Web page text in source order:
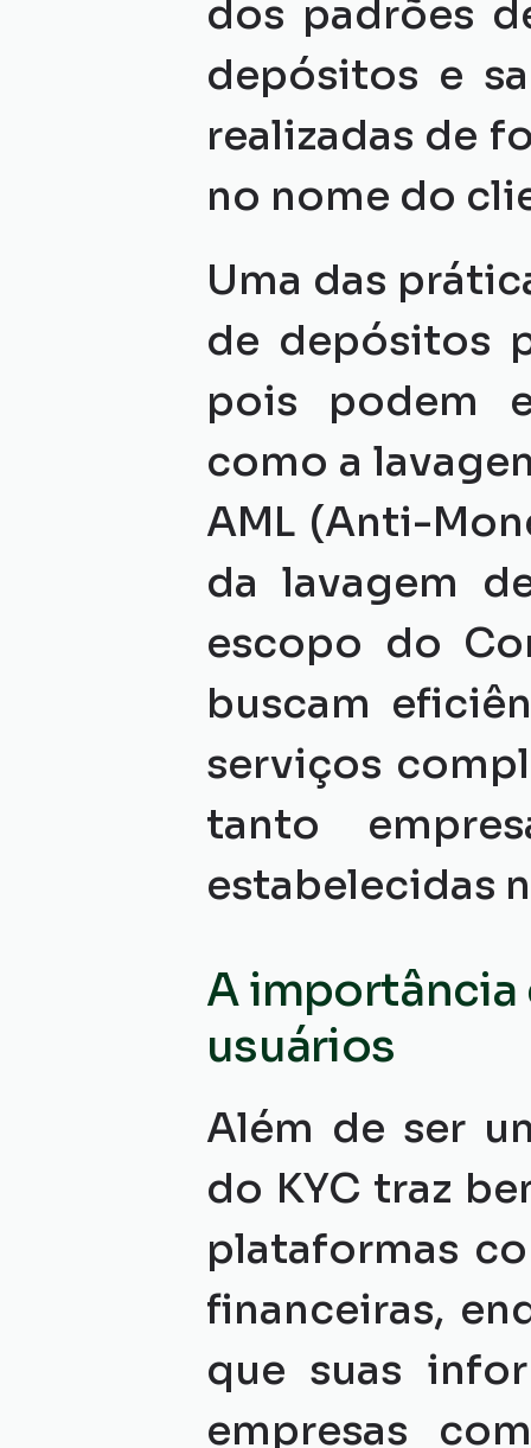
dos padrões
depósitos e
realizadas de
no nome do
Uma das
de depósitos
pois podem
como a
AML (Anti-
da lavagem
escopo do
buscam
serviços
tanto
estabelecidas
A importância
usuários
Além de ser
do KYC traz
plataformas
financeiras,
que suas
empresas